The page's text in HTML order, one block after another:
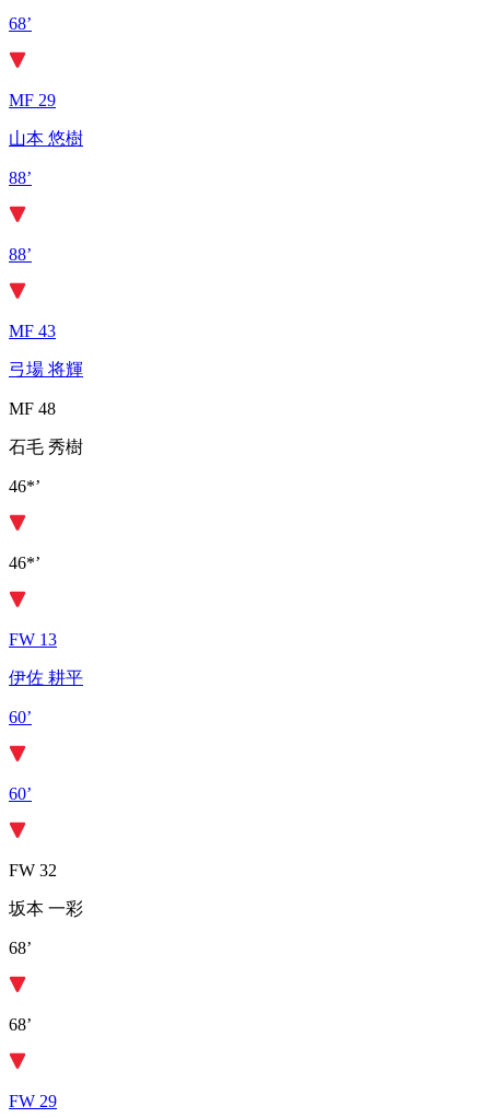
68’
MF 29
山本 悠樹
88’
88’
MF 43
弓場 将輝
MF 48
石毛 秀樹
46*’
46*’
FW 13
伊佐 耕平
60’
60’
FW 32
坂本 一彩
68’
68’
FW 29